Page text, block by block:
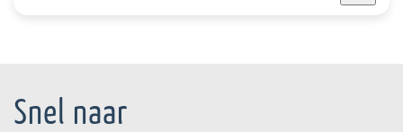
Snel naar